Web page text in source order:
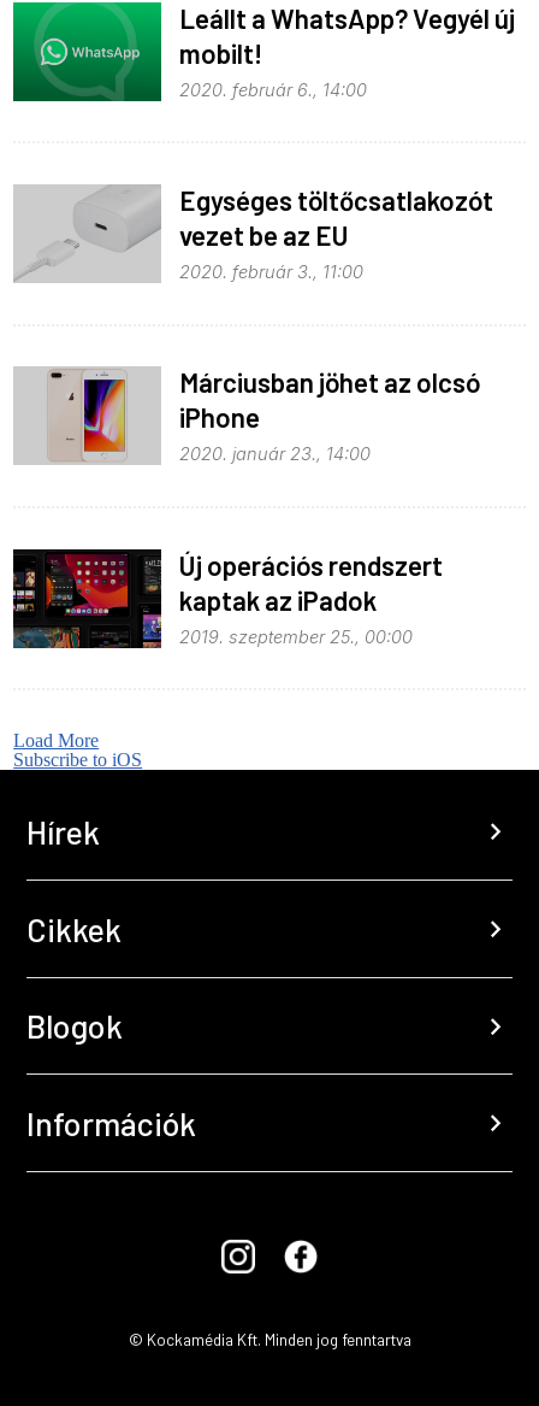
Leállt a WhatsApp? Vegyél új
mobilt!
2020. február 6., 14:00
Egységes töltőcsatlakozót
vezet be az EU
2020. február 3., 11:00
Márciusban jöhet az olcsó
iPhone
2020. január 23., 14:00
Új operációs rendszert
kaptak az iPadok
2019. szeptember 25., 00:00
Load More
Subscribe to iOS
Hírek chevron_right
Cikkek chevron_right
Blogok chevron_right
Információk chevron_right
© Kockamédia Kft. Minden jog fenntartva